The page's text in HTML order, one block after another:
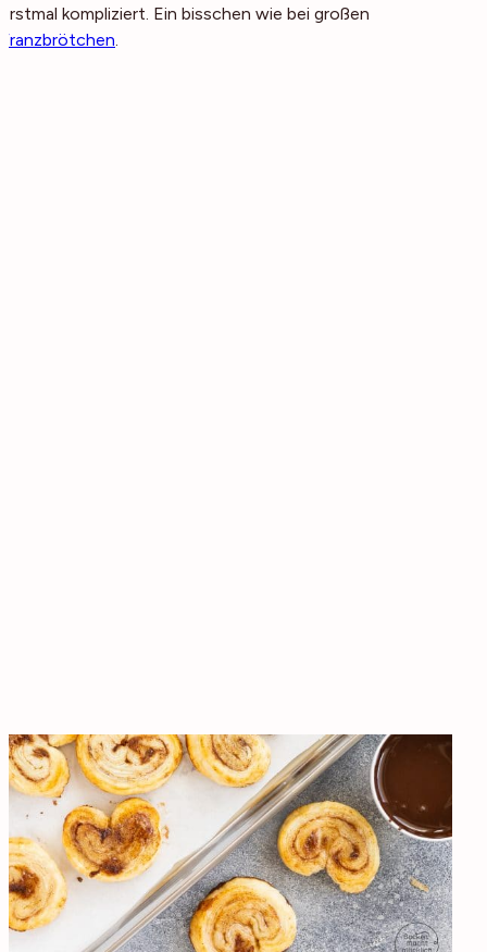
erstmal kompliziert. Ein bisschen wie bei großen
Franzbrötchen.